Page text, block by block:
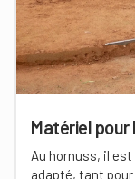
Matériel pour
Au hornuss, il
adapté, tant